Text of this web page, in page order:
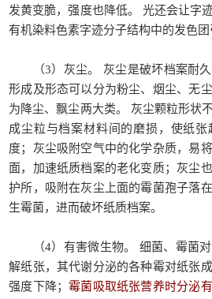
发黄变脆，强度也降低。 光还会让字
有机染料色素字迹分子结构中的发色团
（3）灰尘。 灰尘是破坏档案耐久
形成及形态可以分为粉尘、烟尘、无
为降尘、飘尘两大类。 灰尘颗粒形状
成尘粒与档案材料间的磨损，使纸
度；灰尘吸附空气中的化学杂质，易
面，加速纸质档案的老化变质；灰尘
护所，吸附在灰尘上面的霉菌孢子落
生霉菌，进而破坏纸质档案。
（4）有害微生物。 细菌、霉菌对
解纸张，其代谢分泌的各种霉对纸张
强度下降；霉菌吸取纸张营养时分泌